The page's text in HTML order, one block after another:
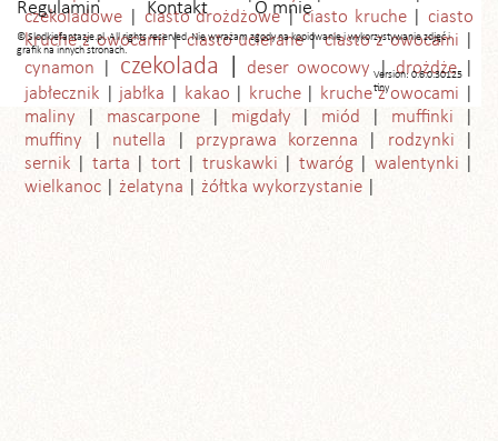
czekoladowe
ciasto drożdżowe ciasto kruche
ciasto
kruche z owocami
ciasto ucierane
ciasto z owocami
cynamon
czekolada deser owocowy
drożdże
jabłecznik
jabłka kakao kruche
kruche z owocami
maliny
mascarpone migdały miód
muffinki
muffiny
nutella przyprawa korzenna
rodzynki
sernik
tarta tort truskawki twaróg
walentynki
wielkanoc
żelatyna żółtka wykorzystanie
Regulamin Kontakt O mnie
© Slodkiefantazje.pl. All rights reserved. Nie wyrażam zgody na kopiowanie i wykorzystywanie zdjęć i
grafik na innych stronach.
Version: 0.6.0.30125
tiny